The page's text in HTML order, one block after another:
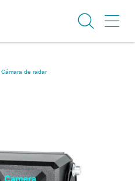
Cámara de radar